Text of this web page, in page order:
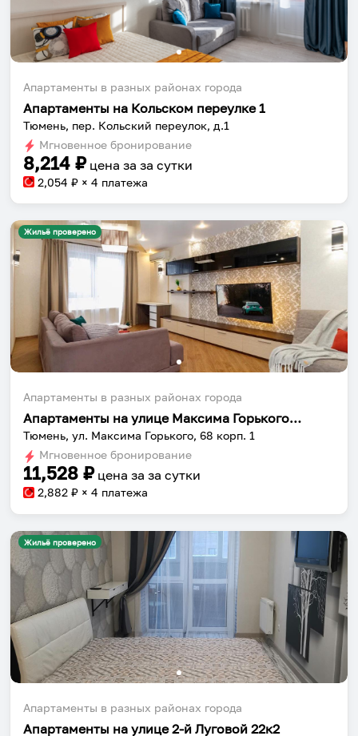
Апартаменты в разных районах города
Апартаменты на Кольском переулке 1
Тюмень, пер. Кольский переулок, д.1
Мгновенное бронирование
8,214 ₽ цена за за сутки
2,054 ₽ × 4 платежа
Жильё проверено
Апартаменты в разных районах города
Апартаменты на улице Максима Горького 68 корпус 1
Тюмень, ул. Максима Горького, 68 корп. 1
Мгновенное бронирование
11,528 ₽ цена за за сутки
2,882 ₽ × 4 платежа
Жильё проверено
Апартаменты в разных районах города
Апартаменты на улице 2-й Луговой 22к2